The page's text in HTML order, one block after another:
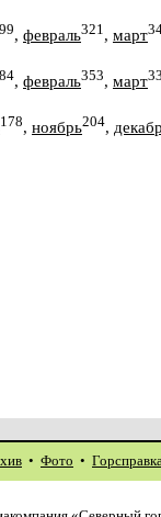
, февраль321, март
, февраль353, март
178, ноябрь204,
• Фото •